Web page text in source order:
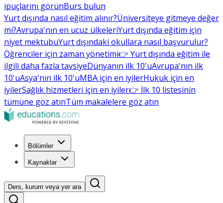
ipuçlarını görünBurs bulun
Yurt dışında nasıl eğitim alınır?Üniversiteye gitmeye değer
mi?Avrupa'nın en ucuz ülkeleriYurt dışında eğitim için
niyet mektubuYurt dışındaki okullara nasıl başvurulur?
Öğrenciler için zaman yönetimi👉 Yurt dışında eğitim ile
ilgili daha fazla tavsiyeDünyanın ilk 10'uAvrupa'nın ilk
10'uAsya'nın ilk 10'uMBA için en iyilerHukuk için en
iyilerSağlık hizmetleri için en iyiler👉 İlk 10 listesinin
tümüne göz atınTüm makalelere göz atın
Bölümler
Kaynaklar
Ders, kurum veya yer ara